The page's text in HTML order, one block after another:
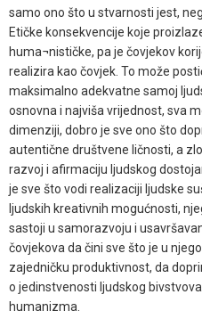
samo ono što u stvarnosti jest,
Etičke konsekvencije koje
huma¬nističke, pa je čovjekov
realizira kao čovjek. To može
maksimalno adekvatne samoj
osnovna i najviša vrijednost, sva
dimenziji, dobro je sve ono što
autentične društvene ličnosti, a
razvoj i afirmaciju ljudskog
je sve što vodi realizaciji ljudske
ljudskih kreativnih mogućnosti,
sastoji u samorazvoju i
čovjekova da čini sve što je u
zajedničku produktivnost, da
o jedinstvenosti ljudskog
humanizma.